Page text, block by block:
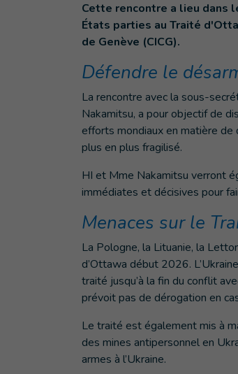
Cette rencontre a lieu dans
États parties au Traité
de Genève (CICG).
Défendre le
La rencontre avec la sous-
Nakamitsu, a pour objectif de
efforts mondiaux en matière
plus en plus fragilisé.
HI et Mme Nakamitsu verront
immédiates et décisives pour
Menaces sur le
La Pologne, la Lituanie, la
d’Ottawa début 2026.
traité jusqu’à la fin du conflit
prévoit pas de dérogation en
Le traité est également mis à
des mines antipersonnel en
armes à l’Ukraine.